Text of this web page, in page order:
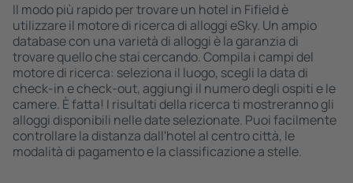
Il modo più rapido per trovare un hotel in Fifield è
utilizzare il motore di ricerca di alloggi eSky. Un ampio
database con una varietà di alloggi è la garanzia di
trovare quello che stai cercando. Compila i campi del
motore di ricerca: seleziona il luogo, scegli la data di
check-in e check-out, aggiungi il numero degli ospiti e le
camere. È fatta! I risultati della ricerca ti mostreranno gli
alloggi disponibili nelle date selezionate. Puoi facilmente
controllare la distanza dall'hotel al centro città, le
modalità di pagamento e la classificazione a stelle.